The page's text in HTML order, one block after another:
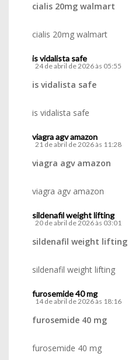
cialis 20mg walmart
cialis 20mg walmart
is vidalista safe
24 de abril de 2026 às 05:55
is vidalista safe
is vidalista safe
viagra agv amazon
21 de abril de 2026 às 11:28
viagra agv amazon
viagra agv amazon
sildenafil weight lifting
20 de abril de 2026 às 03:01
sildenafil weight lifting
sildenafil weight lifting
furosemide 40 mg
14 de abril de 2026 às 18:16
furosemide 40 mg
furosemide 40 mg